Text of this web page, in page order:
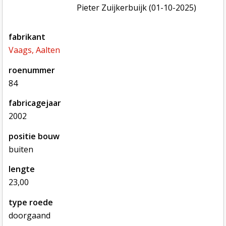
Pieter Zuijkerbuijk (01-10-2025)
fabrikant
Vaags, Aalten
roenummer
84
fabricagejaar
2002
positie bouw
buiten
lengte
23,00
type roede
doorgaand